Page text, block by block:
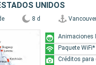
UNIDOS
8 d
Animaciones
Paquete WiFi*
Créditos para